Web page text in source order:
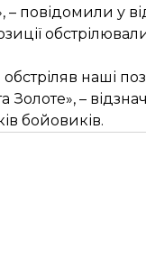
– повідомили у
обстрілювали
наші
Золоте», –
бойовиків.